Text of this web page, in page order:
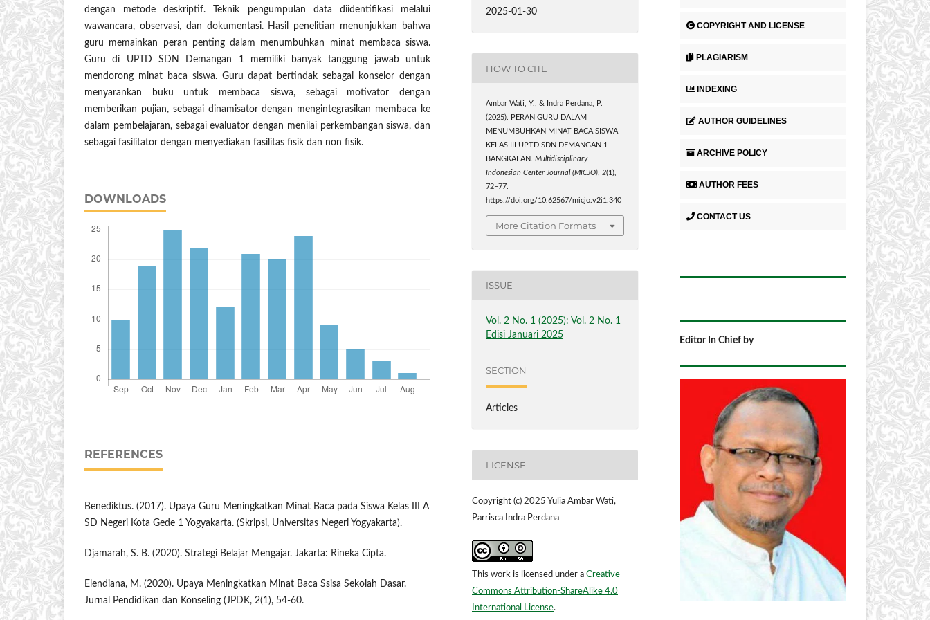
dengan metode deskriptif. Teknik pengumpulan data diidentifikasi melalui
wawancara, observasi, dan dokumentasi. Hasil penelitian menunjukkan bahwa
guru memainkan peran penting dalam menumbuhkan minat membaca siswa.
Guru di UPTD SDN Demangan 1 memiliki banyak tanggung jawab untuk
mendorong minat baca siswa. Guru dapat bertindak sebagai konselor dengan
menyarankan buku untuk membaca siswa, sebagai motivator dengan
memberikan pujian, sebagai dinamisator dengan mengintegrasikan membaca ke
dalam pembelajaran, sebagai evaluator dengan menilai perkembangan siswa, dan
sebagai fasilitator dengan menyediakan fasilitas fisik dan non fisik.
DOWNLOADS
REFERENCES
Benediktus. (2017). Upaya Guru Meningkatkan Minat Baca pada Siswa Kelas III A
SD Negeri Kota Gede 1 Yogyakarta. (Skripsi, Universitas Negeri Yogyakarta).
Djamarah, S. B. (2020). Strategi Belajar Mengajar. Jakarta: Rineka Cipta.
Elendiana, M. (2020). Upaya Meningkatkan Minat Baca Ssisa Sekolah Dasar.
Jurnal Pendidikan dan Konseling (JPDK, 2(1), 54-60.
2025-01-30
HOW TO CITE
Ambar Wati, Y., & Indra Perdana, P.
(2025). PERAN GURU DALAM
MENUMBUHKAN MINAT BACA SISWA
KELAS III UPTD SDN DEMANGAN 1
BANGKALAN.Multidisciplinary
Indonesian Center Journal (MICJO),2(1),
72–77.
https://doi.org/10.62567/micjo.v2i1.340
More Citation Formats
ISSUE
Vol. 2 No. 1 (2025): Vol. 2 No. 1
Edisi Januari 2025
SECTION
Articles
LICENSE
Copyright (c) 2025 Yulia Ambar Wati,
Parrisca Indra Perdana
This work is licensed under a Creative
Commons Attribution-ShareAlike 4.0
International License.
COPYRIGHT AND LICENSE
PLAGIARISM
INDEXING
AUTHOR GUIDELINES
ARCHIVE POLICY
AUTHOR FEES
CONTACT US
Editor In Chief by